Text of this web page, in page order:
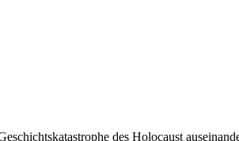
des Holocaust